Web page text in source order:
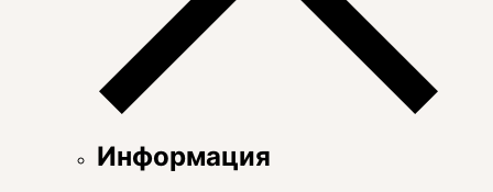
Информация